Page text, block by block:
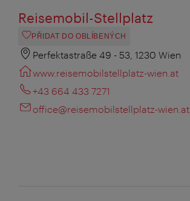
Reisemobil-Stellplatz
PŘIDAT DO OBLÍBENÝCH
Perfektastraße 49 - 53, 1230 Wien
www.reisemobilstellplatz-wien.at
+43 664 433 7271
office@reisemobilstellplatz-wien.at